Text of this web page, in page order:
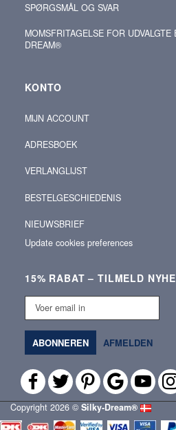
SPØRGSMÅL OG SVAR
MOMSFRITAGELSE FOR
DREAM®
KONTO
MIJN ACCOUNT
ADRESBOEK
VERLANGLIJST
BESTELGESCHIEDENIS
NIEUWSBRIEF
Update cookies preferences
15% RABAT – TILMELD
Voer
email
in
ABONNEREN AFMELDEN
Copyright 2026 © Silky‑Dream®